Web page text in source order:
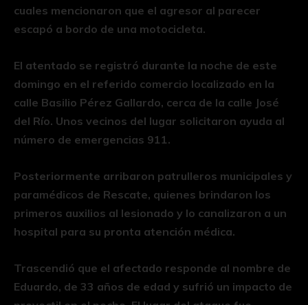
cuales mencionaron que el agresor al parecer
escapó a bordo de una motocicleta.
El atentado se registró durante la noche de este
domingo en el referido comercio localizado en la
calle Basilio Pérez Gallardo, cerca de la calle José
del Río. Unos vecinos del lugar solicitaron ayuda al
número de emergencias 911.
Posteriormente arribaron patrulleros municipales y
paramédicos de Rescate, quienes brindaron los
primeros auxilios al lesionado y lo canalizaron a un
hospital para su pronta atención médica.
Trascendió que el afectado responde al nombre de
Eduardo, de 33 años de edad y sufrió un impacto de